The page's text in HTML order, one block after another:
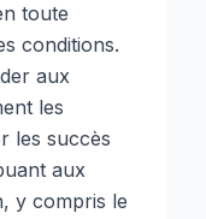
toute
conditions.
aux
les
les succès
aux
y compris le